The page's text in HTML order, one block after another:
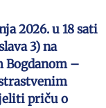
2026. u 18 sati
3) na
–
priču o